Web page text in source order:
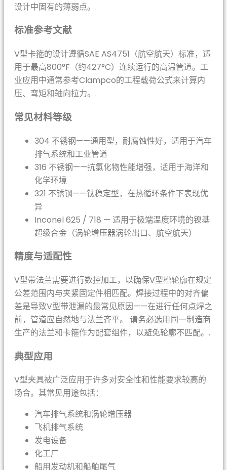
设计中固有的薄弱点。.
标准参考文献
V型卡箍的设计遵循SAE AS4751（航空航天）标准，适
用于最高800°F（约427°C）连续运行的高温管道。工
业应用中通常参考Clampco的工程载荷公式来计算内
压、弯矩和轴向拉力。.
常见材料等级
304 不锈钢——通用型，耐腐蚀性好，适用于汽车
排气系统和工业管道
316 不锈钢——抗氯化物性能增强，适用于海洋和
化学环境
321 不锈钢——钛稳定型，在热循环条件下表现优
异
Inconel 625 / 718 — 适用于极端温度环境的镍基
超级合金（涡轮增压器涡轮出口、航空航天）
精度与适配性
V型带法兰需要进行数控加工，以确保V型槽轮廓在规定
公差范围内与夹紧固定件相匹配。焊接过程中的对齐偏
差是导致V型带泄漏的最常见原因——在进行任何点焊之
前，管道应自然地与法兰齐平。 请务必选用同一制造商
生产的法兰和卡箍作为配套组件，以避免轮廓不匹配。.
典型应用
V型夹具被广泛应用于许多对安全性和性能要求较高的
场合。其常见用途包括：
汽车排气系统和涡轮增压器
飞机排气系统
发电设备
化工厂
船用发动机和船舶尾气